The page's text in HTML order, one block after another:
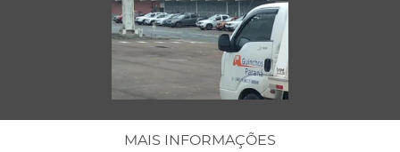
MAIS INFORMAÇÕES